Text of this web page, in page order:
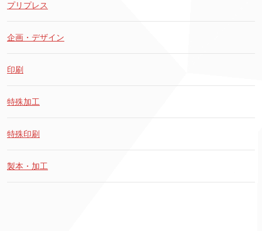
プリプレス
企画・デザイン
印刷
特殊加工
特殊印刷
製本・加工